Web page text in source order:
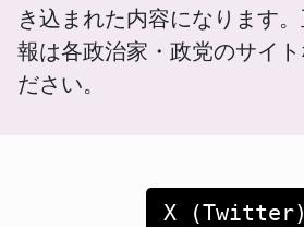
き込まれた内容になります
報は各政治家・政党のサイト
ださい。
X (Twitter)